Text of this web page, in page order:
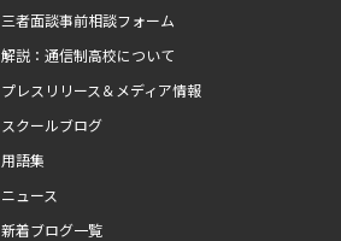
三者面談事前相談フォーム
解説：通信制高校について
プレスリリース＆メディア情報
スクールブログ
用語集
ニュース
新着ブログ一覧